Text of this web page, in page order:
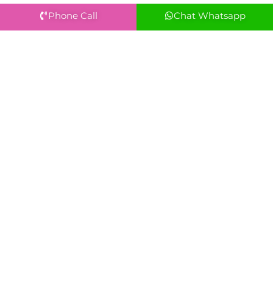
Phone Call Chat Whatsapp